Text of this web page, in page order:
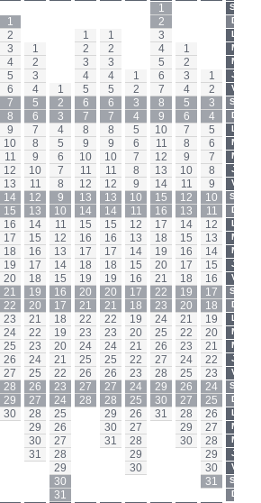
1
2
3
4
5
6
7
8
9
10
11
12
13
14
15
16
17
18
19
20
21
22
23
24
25
26
27
28
29
30
1
2
3
4
5
6
7
8
9
10
11
12
13
14
15
16
17
18
19
20
21
22
23
24
25
26
27
28
29
30
31
1
2
3
4
5
6
7
8
9
10
11
12
13
14
15
16
17
18
19
20
21
22
23
24
25
26
27
28
29
30
31
1
2
3
4
5
6
7
8
9
10
11
12
13
14
15
16
17
18
19
20
21
22
23
24
25
26
27
28
1
2
3
4
5
6
7
8
9
10
11
12
13
14
15
16
17
18
19
20
21
22
23
24
25
26
27
28
29
30
31
1
2
3
4
5
6
7
8
9
10
11
12
13
14
15
16
17
18
19
20
21
22
23
24
25
26
27
28
29
30
1
2
3
4
5
6
7
8
9
10
11
12
13
14
15
16
17
18
19
20
21
22
23
24
25
26
27
28
29
30
31
1
2
3
4
5
6
7
8
9
10
11
12
13
14
15
16
17
18
19
20
21
22
23
24
25
26
27
28
29
30
1
2
3
4
5
6
7
8
9
10
11
12
13
14
15
16
17
18
19
20
21
22
23
24
25
26
27
28
29
30
31
Sam
Dim
Lun
Mar
Mer
Jeu
Ven
Sam
Dim
Lun
Mar
Mer
Jeu
Ven
Sam
Dim
Lun
Mar
Mer
Jeu
Ven
Sam
Dim
Lun
Mar
Mer
Jeu
Ven
Sam
Dim
Lun
Mar
Mer
Jeu
Ven
Sam
Dim